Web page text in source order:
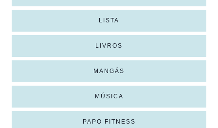
LISTA
LIVROS
MANGÁS
MÚSICA
PAPO FITNESS